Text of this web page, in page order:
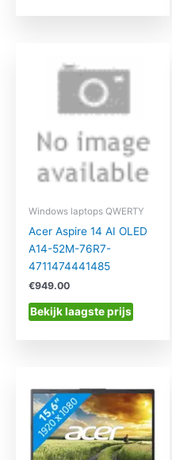
Windows laptops QWERTY
Acer Aspire 14 AI OLED
A14-52M-76R7-
4711474441485
€949.00
Bekijk laagste prijs